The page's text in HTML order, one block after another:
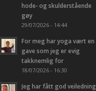
hode- og skulderstående
gøy
29/07/2026 - 14:44
For meg har yoga vært en
gave som jeg er evig
takknemlig for
18/07/2026 - 16:30
Jeg har fått god veiledning